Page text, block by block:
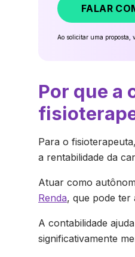
FALAR
Ao solicitar uma proposta,
Por que a
Para o
a rentabilidade da
Atuar como
Renda, que pode ter
A contabilidade
significativamente